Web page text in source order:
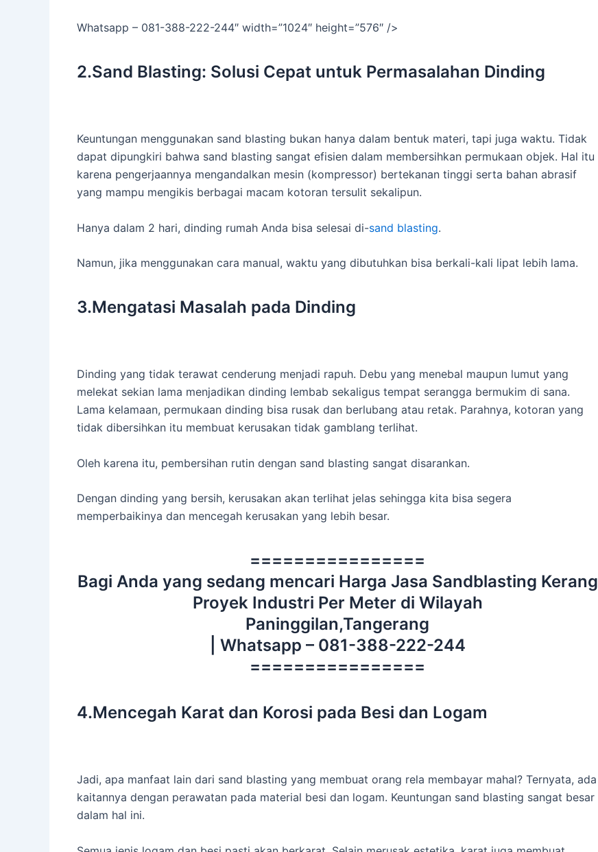
Whatsapp – 081-388-222-244″ width=”1024″ height=”576″ />
2.Sand Blasting: Solusi Cepat untuk Permasalahan Dinding
Keuntungan menggunakan sand blasting bukan hanya dalam bentuk materi, tapi juga waktu. Tidak
dapat dipungkiri bahwa sand blasting sangat efisien dalam membersihkan permukaan objek. Hal itu
karena pengerjaannya mengandalkan mesin (kompressor) bertekanan tinggi serta bahan abrasif
yang mampu mengikis berbagai macam kotoran tersulit sekalipun.
Hanya dalam 2 hari, dinding rumah Anda bisa selesai di-sand blasting.
Namun, jika menggunakan cara manual, waktu yang dibutuhkan bisa berkali-kali lipat lebih lama.
3.Mengatasi Masalah pada Dinding
Dinding yang tidak terawat cenderung menjadi rapuh. Debu yang menebal maupun lumut yang
melekat sekian lama menjadikan dinding lembab sekaligus tempat serangga bermukim di sana.
Lama kelamaan, permukaan dinding bisa rusak dan berlubang atau retak. Parahnya, kotoran yang
tidak dibersihkan itu membuat kerusakan tidak gamblang terlihat.
Oleh karena itu, pembersihan rutin dengan sand blasting sangat disarankan.
Dengan dinding yang bersih, kerusakan akan terlihat jelas sehingga kita bisa segera
memperbaikinya dan mencegah kerusakan yang lebih besar.
================
Bagi Anda yang sedang mencari Harga Jasa Sandblasting Kerang
Proyek Industri Per Meter di Wilayah
Paninggilan,Tangerang
| Whatsapp – 081-388-222-244
================
4.Mencegah Karat dan Korosi pada Besi dan Logam
Jadi, apa manfaat lain dari sand blasting yang membuat orang rela membayar mahal? Ternyata, ada
kaitannya dengan perawatan pada material besi dan logam. Keuntungan sand blasting sangat besar
dalam hal ini.